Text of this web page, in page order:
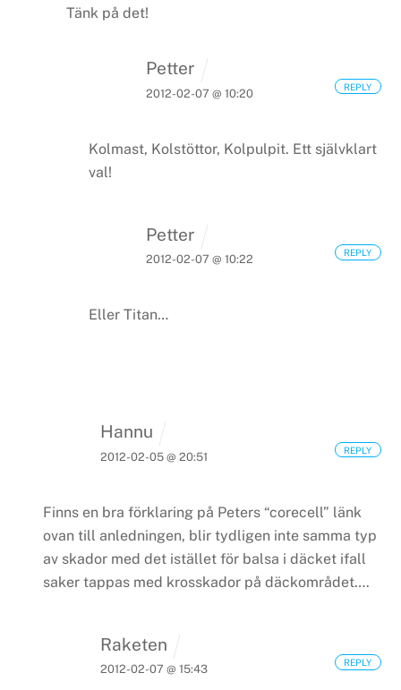
Tänk på det!
Petter
2012-02-07 @ 10:20
Kolmast, Kolstöttor, Kolpulpit. Ett självklart
val!
REPLY
Petter
2012-02-07 @ 10:22
Eller Titan…
REPLY
Hannu
2012-02-05 @ 20:51
Finns en bra förklaring på Peters “corecell” länk
ovan till anledningen, blir tydligen inte samma typ
av skador med det istället för balsa i däcket ifall
saker tappas med krosskador på däckområdet….
REPLY
Raketen
2012-02-07 @ 15:43
REPLY